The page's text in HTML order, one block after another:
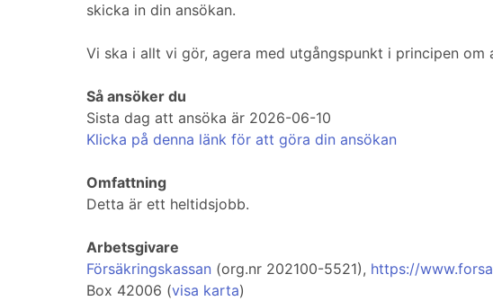
skicka in din ansökan.
Vi ska i allt vi gör, agera med utgångspunkt i principen
Så ansöker du
Sista dag att ansöka är 2026-06-10
Klicka på denna länk för att göra din ansökan
Omfattning
Detta är ett heltidsjobb.
Arbetsgivare
Försäkringskassan (org.nr 202100-5521), https://
Box 42006 (visa karta)